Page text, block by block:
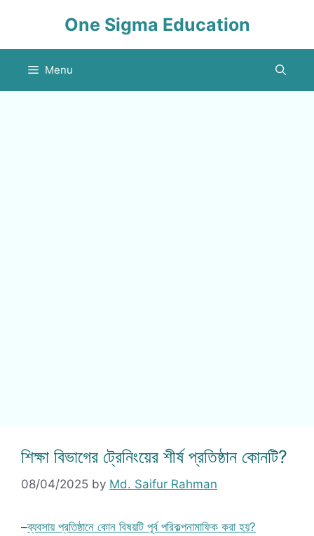
One Sigma Education
Menu
শিক্ষা বিভাগের ট্রেনিংয়ের শীর্ষ প্রতিষ্ঠান কোনটি?
08/04/2025 by Md. Saifur Rahman
–ব্যবসায় প্রতিষ্ঠানে কোন বিষয়টি পূর্ব পরিকল্পনামাফিক করা হয়?